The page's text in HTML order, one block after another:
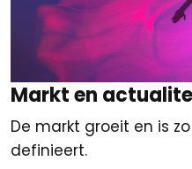
Markt en
De markt groeit en is
definieert.